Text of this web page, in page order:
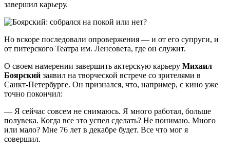
завершил карьеру.
Но вскоре последовали опровержения — и от его супруги, и
от питерского Театра им. Ленсовета, где он служит.
О своем намерении завершить актерскую карьеру Михаил
Боярский заявил на творческой встрече со зрителями в
Санкт-Петербурге. Он признался, что, например, с кино уже
точно покончил:
— Я сейчас совсем не снимаюсь. Я много работал, больше
полувека. Когда все это успел сделать? Не понимаю. Много
или мало? Мне 76 лет в декабре будет. Все что мог я
совершил.